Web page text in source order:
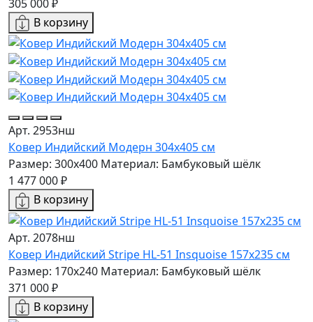
305 000 ₽
В корзину
Арт. 2953нш
Ковер Индийский Модерн 304x405 см
Размер: 300x400 Материал: Бамбуковый шёлк
1 477 000 ₽
В корзину
Арт. 2078нш
Ковер Индийский Stripe HL-51 Insquoise 157x235 см
Размер: 170x240 Материал: Бамбуковый шёлк
371 000 ₽
В корзину